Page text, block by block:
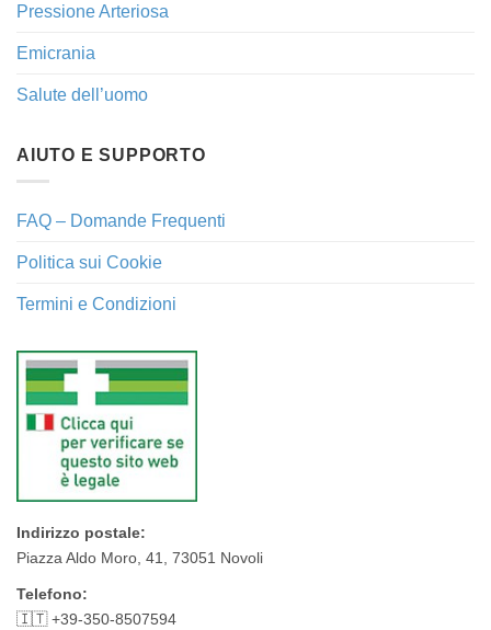
Pressione Arteriosa
Emicrania
Salute dell’uomo
AIUTO E SUPPORTO
FAQ – Domande Frequenti
Politica sui Cookie
Termini e Condizioni
Indirizzo postale:
Piazza Aldo Moro, 41, 73051 Novoli
Telefono:
🇮🇹 +39-350-8507594